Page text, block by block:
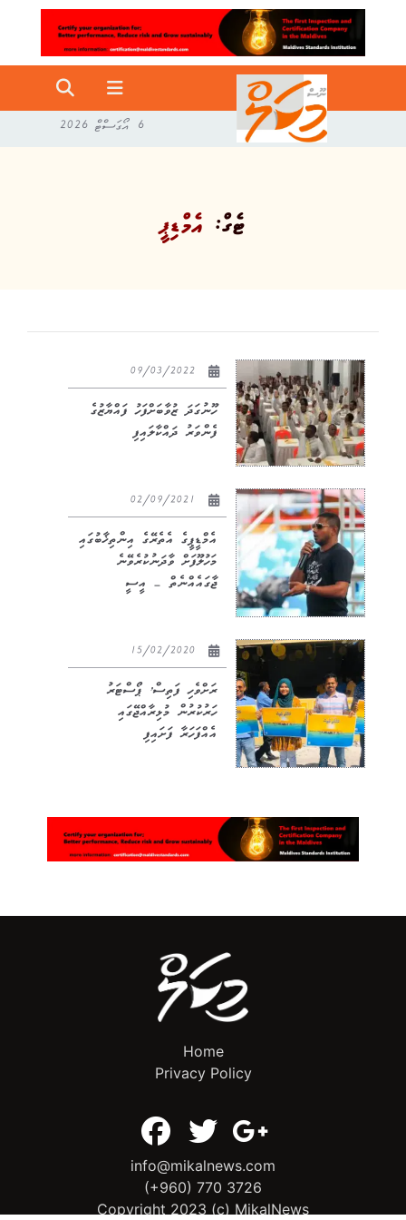
6 އޯގަސްޓް 2026
ޓެގް: އެމްޑިޕީ
ހޫނުގަދަ ޒުވާބަށްފަހު ފައްޔާޒުގެ
ފެންވަރު ދައްކާލައިފި
އެމްޑީޕީގެ އެތެރޭގެ އިންތިޚާބުގައި
މަހުލޫފަށް ވާދަނުކުރެވޭނެ
ޖާގައެއްނެތް – އީސީ
ރަށްވެހި ފަތިސް’ ޕޯސްޓަރު
ހަރުކުރުން މުޅިރާއްޖޭގައި
އެއްފަހަރާ ފަށައިފި
info@mikalnews.com
(+960) 770 3726
Home
Privacy Policy
Copyright 2023 (c) MikalNews